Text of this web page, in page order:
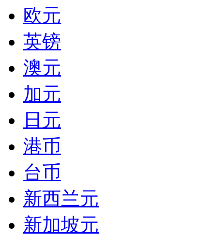
欧元
英镑
澳元
加元
日元
港币
台币
新西兰元
新加坡元